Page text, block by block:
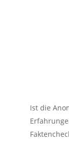
Ist die